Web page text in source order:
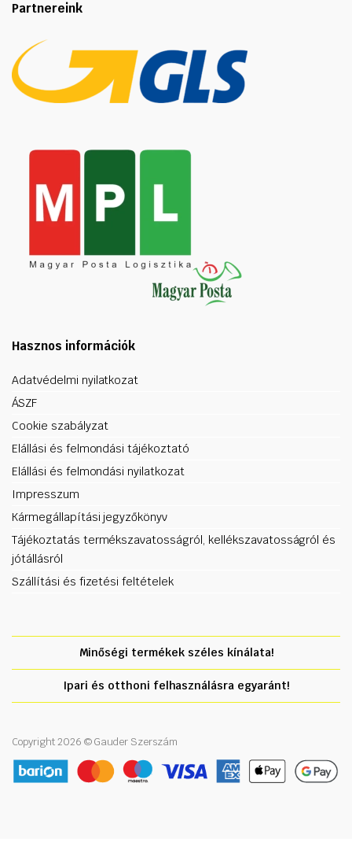
Partnereink
Hasznos információk
Adatvédelmi nyilatkozat
ÁSZF
Cookie szabályzat
Elállási és felmondási tájékoztató
Elállási és felmondási nyilatkozat
Impresszum
Kármegállapítási jegyzőkönyv
Tájékoztatás termékszavatosságról, kellékszavatosságról és
jótállásról
Szállítási és fizetési feltételek
Minőségi termékek széles kínálata!
Ipari és otthoni felhasználásra egyaránt!
Copyright 2026 © Gauder Szerszám